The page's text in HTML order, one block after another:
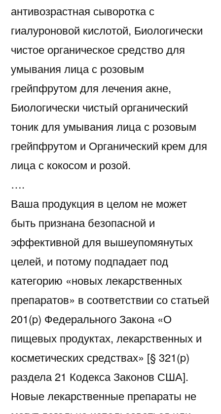
антивозрастная сыворотка с
гиалуроновой кислотой, Биологически
чистое органическое средство для
умывания лица с розовым
грейпфрутом для лечения акне,
Биологически чистый органический
тоник для умывания лица с розовым
грейпфрутом и Органический крем для
лица с кокосом и розой.
….
Ваша продукция в целом не может
быть признана безопасной и
эффективной для вышеупомянутых
целей, и потому подпадает под
категорию «новых лекарственных
препаратов» в соответствии со статьей
201(p) Федерального Закона «О
пищевых продуктах, лекарственных и
косметических средствах» [§ 321(p)
раздела 21 Кодекса Законов США].
Новые лекарственные препараты не